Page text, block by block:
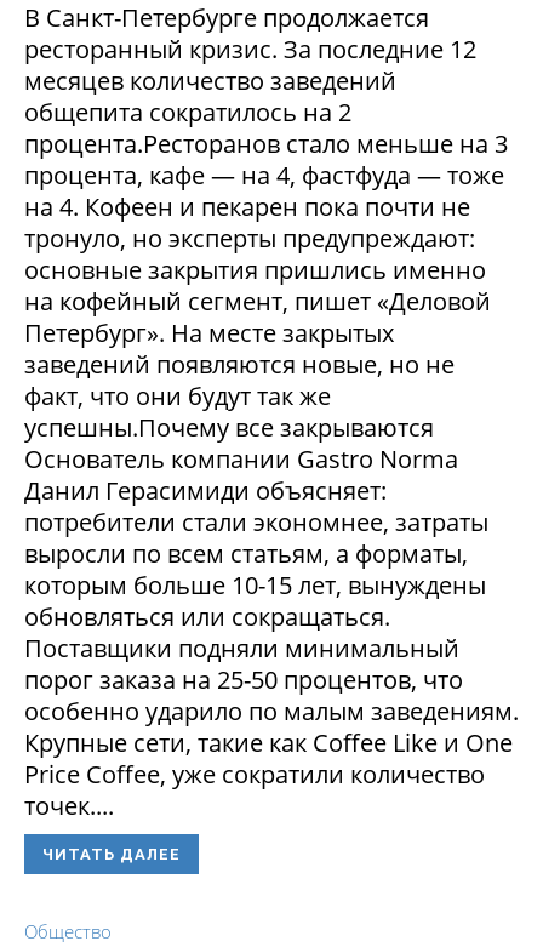
В Санкт-Петербурге продолжается
ресторанный кризис. За последние 12
месяцев количество заведений
общепита сократилось на 2
процента.Ресторанов стало меньше на 3
процента, кафе — на 4, фастфуда — тоже
на 4. Кофеен и пекарен пока почти не
тронуло, но эксперты предупреждают:
основные закрытия пришлись именно
на кофейный сегмент, пишет «Деловой
Петербург». На месте закрытых
заведений появляются новые, но не
факт, что они будут так же
успешны.Почему все закрываются
Основатель компании Gastro Norma
Данил Герасимиди объясняет:
потребители стали экономнее, затраты
выросли по всем статьям, а форматы,
которым больше 10-15 лет, вынуждены
обновляться или сокращаться.
Поставщики подняли минимальный
порог заказа на 25-50 процентов, что
особенно ударило по малым заведениям.
Крупные сети, такие как Coffee Like и One
Price Coffee, уже сократили количество
точек....
ЧИТАТЬ ДАЛЕЕ
Общество